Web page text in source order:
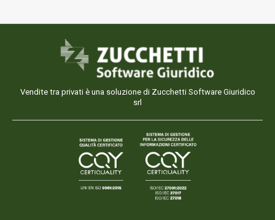
Vendite tra privati è una soluzione di Zucchetti Software Giuridico
srl